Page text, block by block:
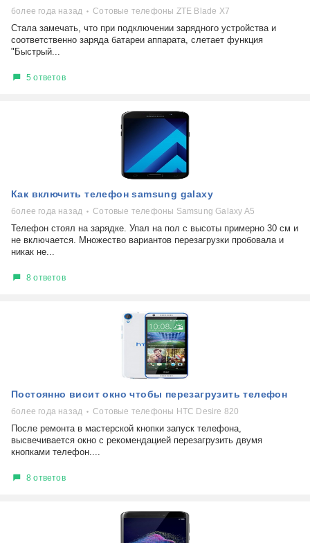
плохо работает
решение проблемы
более года назад Сотовые телефоны ZTE Blade X7
Стала замечать, что при подключении зарядного устройства и
соответственно заряда батареи аппарата, слетает функция
"Быстрый...
5 ответов
Как включить телефон samsung galaxy
более года назад Сотовые телефоны Samsung Galaxy A5
Телефон стоял на зарядке. Упал на пол с высоты примерно 30 см и
не включается. Множество вариантов перезагрузки пробовала и
никак не...
8 ответов
Постоянно висит окно чтобы перезагрузить телефон
более года назад Сотовые телефоны HTC Desire 820
После ремонта в мастерской кнопки запуск телефона,
высвечивается окно с рекомендацией перезагрузить двумя
кнопками телефон....
8 ответов